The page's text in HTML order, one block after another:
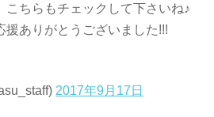
こちらもチェックして下さいね♪
ありがとうございました!!!
2017年9月17日